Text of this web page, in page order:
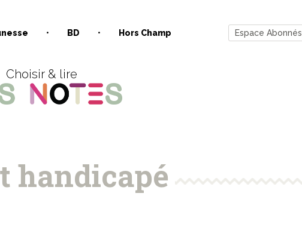
BD Hors Champ Espace Abonnés
Choisir & lire
handicapé